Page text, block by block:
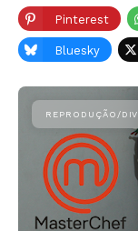
Pinterest
Bluesky